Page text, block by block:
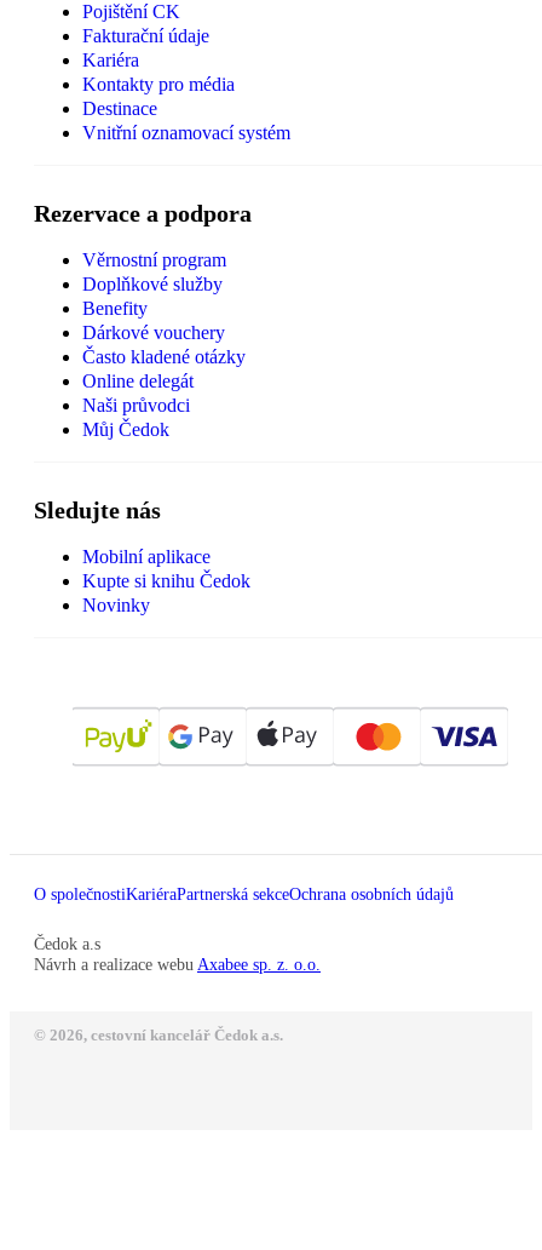
Pojištění CK
Fakturační údaje
Kariéra
Kontakty pro média
Destinace
Vnitřní oznamovací systém
Rezervace a podpora
Věrnostní program
Doplňkové služby
Benefity
Dárkové vouchery
Často kladené otázky
Online delegát
Naši průvodci
Můj Čedok
Sledujte nás
Mobilní aplikace
Kupte si knihu Čedok
Novinky
O společnostiKariéraPartnerská sekceOchrana osobních údajů
Čedok a.s
Návrh a realizace webu Axabee sp. z. o.o.
© 2026, cestovní kancelář Čedok a.s.